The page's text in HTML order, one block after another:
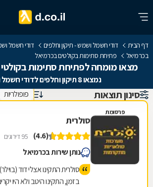
דף הבית דודי חשמל ושמש - תיקון וחלפים
דודי חשמל
בכרמיאל
פתיחת סתימות בקולטים בכרמיאל
מצאו מומחה לפתיחת סתימות
נמצאו 8 תיקון וחלפים לדודי חשמל ושמש
סינון תוצאות פופולריות
פרסומת
סולרית
(4.6) 95 דירוגים
נותן שירות בכרמיאל
סולרית התקינו אצלי דוד
בזמן, התקינו היטב ולא היו